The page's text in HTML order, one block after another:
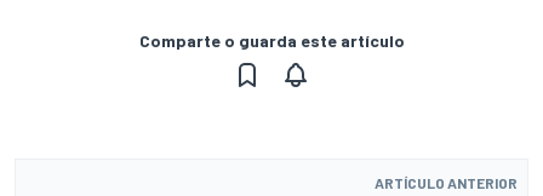
Comparte o guarda este artículo
ARTÍCULO ANTERIOR